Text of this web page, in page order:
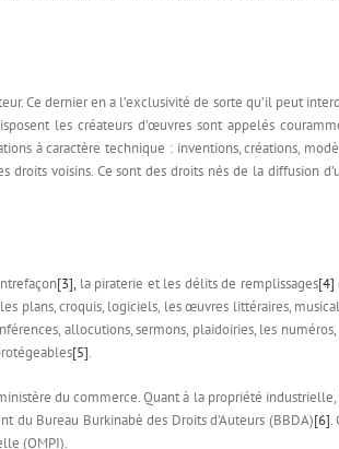
Ce dernier en a l’exclusivité de sorte qu’il peut
les créateurs d’œuvres sont appelés
à caractère technique : inventions, créations,
droits voisins. Ce sont des droits nés de la diffusion
[3], la piraterie et les délits de remplissages[4]
plans, croquis, logiciels, les œuvres littéraires,
allocutions, sermons, plaidoiries, les
[5].
du commerce. Quant à la propriété industrielle,
du Bureau Burkinabè des Droits d’Auteurs (BBDA)[6].
(OMPI).